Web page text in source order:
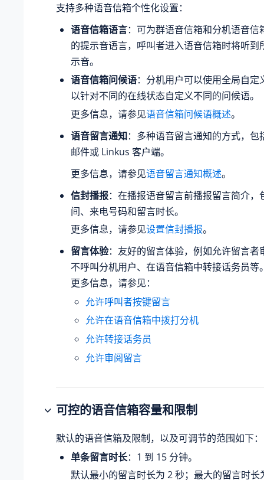
支持多种语音信箱个性化设置：
语音信箱语言：可为群语音信箱和分机语音信
的提示音语言，呼叫者进入语音信箱时将听到
示音。
语音信箱问候语：分机用户可以使用全局自定
以针对不同的在线状态自定义不同的问候语。
更多信息，请参见语音信箱问候语概述。
语音留言通知：多种语音留言通知的方式，包
邮件或 Linkus 客户端。
更多信息，请参见语音留言通知概述。
信封播报：在播报语音留言前播报留言简介，
间、来电号码和留言时长。
更多信息，请参见设置信封播报。
留言体验：友好的留言体验，例如允许留言者
不呼叫分机用户、在语音信箱中转接话务员等
更多信息，请参见：
允许呼叫者按键留言
允许在语音信箱中拨打分机
允许转接话务员
允许审阅留言
可控的语音信箱容量和限制
默认的语音信箱及限制，以及可调节的范围如下：
单条留言时长：1 到 15 分钟。
默认最小的留言时长为 2 秒；最大的留言时长